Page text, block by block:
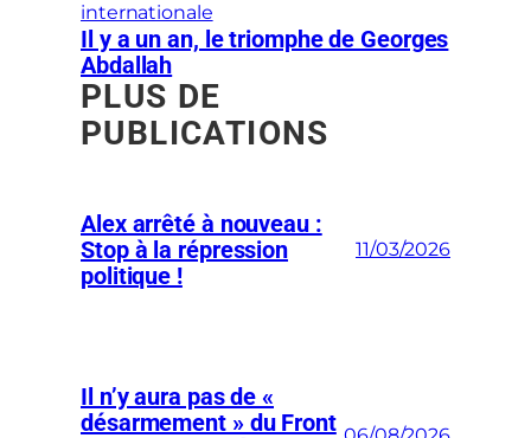
internationale
Il y a un an, le triomphe de Georges
Abdallah
PLUS DE
PUBLICATIONS
Alex arrêté à nouveau :
Stop à la répression
politique !
11/03/2026
Il n’y aura pas de «
désarmement » du Front